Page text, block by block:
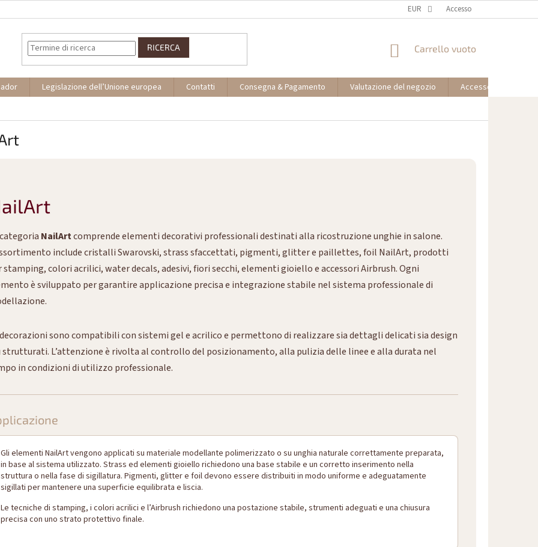
EUR Accesso
RICERCA
CARRELLO
SPESA
Carrello vuoto
Legislazione dell’Unione europea Contatti Consegna & Pagamento Valutazione del negozio
Accesso partner
NailArtcomprende elementi decorativi professionali destinati alla ricostruzione unghie in salone.
include cristalli Swarovski, strass sfaccettati, pigmenti, glitter e paillettes, foil NailArt, prodotti
stamping, colori acrilici, water decals, adesivi, fiori secchi, elementi gioiello e accessori Airbrush. Ogni
è sviluppato per garantire applicazione precisa e integrazione stabile nel sistema professionale di
sono compatibili con sistemi gel e acrilico e permettono di realizzare sia dettagli delicati sia design
strutturati. L’attenzione è rivolta al controllo del posizionamento, alla pulizia delle linee e alla durata nel
in condizioni di utilizzo professionale.
Gli elementi NailArt vengono applicati su materiale modellante polimerizzato o su unghia naturale correttamente preparata,
in base al sistema utilizzato. Strass ed elementi gioiello richiedono una base stabile e un corretto inserimento nella
struttura o nella fase di sigillatura. Pigmenti, glitter e foil devono essere distribuiti in modo uniforme e adeguatamente
sigillati per mantenere una superficie equilibrata e liscia.
Le tecniche di stamping, i colori acrilici e l’Airbrush richiedono una postazione stabile, strumenti adeguati e una chiusura
precisa con uno strato protettivo finale.